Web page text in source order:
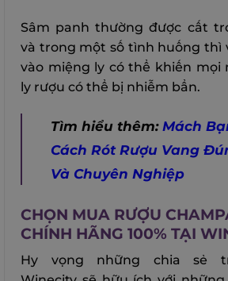
Sâm panh thường được cất
và trong một số tình huống thì
vào miệng ly có thể khiến mọi
ly rượu có thể bị nhiễm bẩn.
Tìm hiểu thêm:Mách
Cách Rót Rượu Vang
Và Chuyên Nghiệp
CHỌN MUA RƯỢU
CHÍNH HÃNG 100% TẠI
Hy vọng những chia sẻ